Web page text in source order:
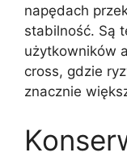
napędach
stabilność. Są
użytkowników
cross, gdzie
znacznie